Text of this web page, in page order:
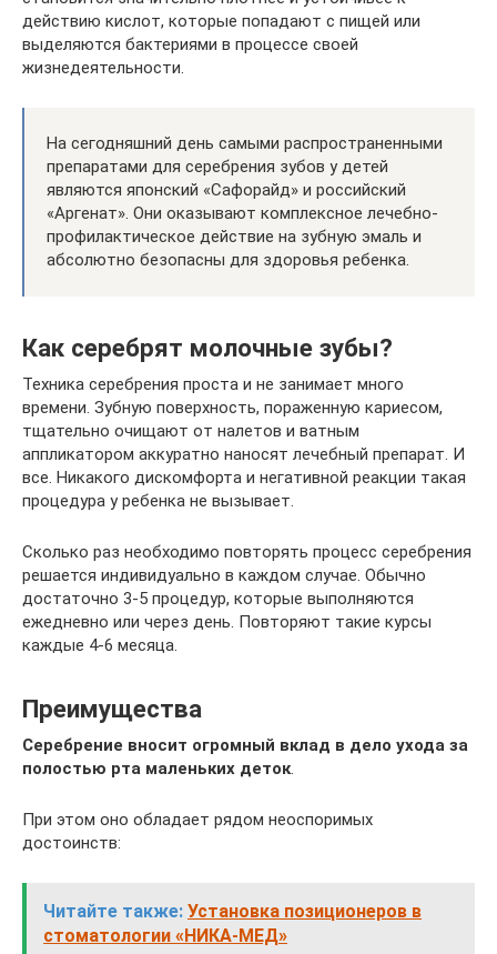
действию кислот, которые попадают с пищей или
выделяются бактериями в процессе своей
жизнедеятельности.
На сегодняшний день самыми распространенными
препаратами для серебрения зубов у детей
являются японский «Сафорайд» и российский
«Аргенат». Они оказывают комплексное лечебно-
профилактическое действие на зубную эмаль и
абсолютно безопасны для здоровья ребенка.
Как серебрят молочные зубы?
Техника серебрения проста и не занимает много
времени. Зубную поверхность, пораженную кариесом,
тщательно очищают от налетов и ватным
аппликатором аккуратно наносят лечебный препарат. И
все. Никакого дискомфорта и негативной реакции такая
процедура у ребенка не вызывает.
Сколько раз необходимо повторять процесс серебрения
решается индивидуально в каждом случае. Обычно
достаточно 3-5 процедур, которые выполняются
ежедневно или через день. Повторяют такие курсы
каждые 4-6 месяца.
Преимущества
Серебрение вносит огромный вклад в дело ухода за
полостью рта маленьких деток.
При этом оно обладает рядом неоспоримых
достоинств:
Читайте также: Установка позиционеров в
стоматологии «НИКА-МЕД»